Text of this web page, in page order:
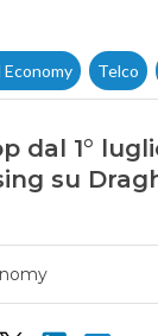
Telco
dal 1°
su